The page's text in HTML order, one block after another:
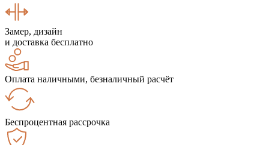
Замер, дизайн
и доставка бесплатно
Оплата наличными, безналичный расчёт
Беспроцентная рассрочка